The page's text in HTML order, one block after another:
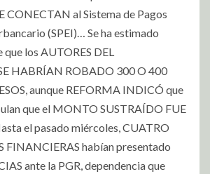
CONECTAN al Sistema de Pagos
(SPEI)… Se ha estimado
los AUTORES DEL
HABRÍAN ROBADO 300 O 400
aunque REFORMA INDICÓ que
que el MONTO SUSTRAÍDO FUE
el pasado miércoles, CUATRO
FINANCIERAS habían presentado
ante la PGR, dependencia que